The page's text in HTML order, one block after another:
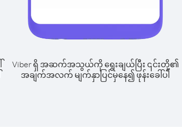
Viber ရှိ အဆက်အသွယ်ကို ရွေးချယ်ပြီး ၎င်းတို့၏
အချက်အလက် မျက်နှာပြင်မှနေ၍ ဖုန်းခေါ်ပါ